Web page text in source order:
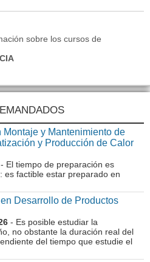
sobre los cursos de
y Mantenimiento de
y Producción de Calor
- El tiempo de preparación es
es factible estar preparado en
Desarrollo de Productos
- Es posible estudiar la
no obstante la duración real del
del tiempo que estudie el